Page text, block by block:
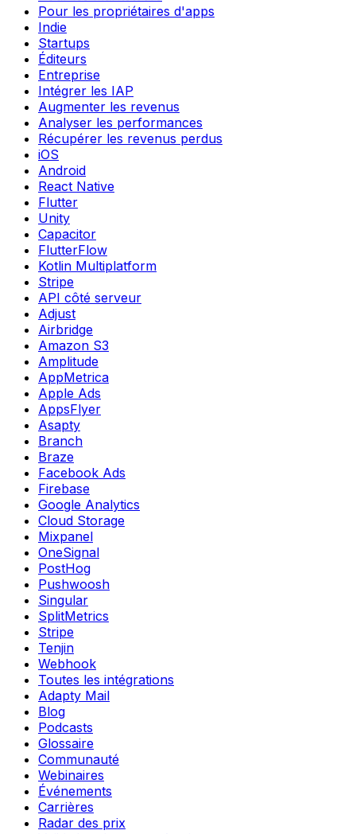
Pour les propriétaires d'apps
Indie
Startups
Éditeurs
Entreprise
Intégrer les IAP
Augmenter les revenus
Analyser les performances
Récupérer les revenus perdus
iOS
Android
React Native
Flutter
Unity
Capacitor
FlutterFlow
Kotlin Multiplatform
Stripe
API côté serveur
Adjust
Airbridge
Amazon S3
Amplitude
AppMetrica
Apple Ads
AppsFlyer
Asapty
Branch
Braze
Facebook Ads
Firebase
Google Analytics
Cloud Storage
Mixpanel
OneSignal
PostHog
Pushwoosh
Singular
SplitMetrics
Stripe
Tenjin
Webhook
Toutes les intégrations
Adapty Mail
Blog
Podcasts
Glossaire
Communauté
Webinaires
Événements
Carrières
Radar des prix